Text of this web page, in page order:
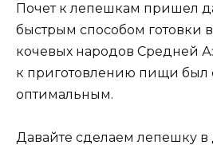
Почет к лепешкам пришел
быстрым способом готовки
кочевых народов Средней
к приготовлению пищи был
оптимальным.
Давайте сделаем лепешку